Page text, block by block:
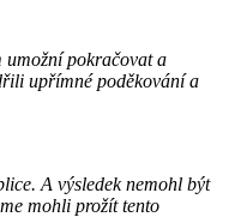
umožní pokračovat a
upřímné poděkování a
A výsledek nemohl být
mohli prožít tento